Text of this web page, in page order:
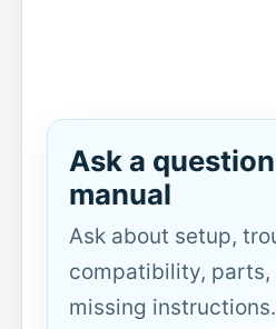
Ask a
manual
Ask about setup,
compatibility, parts,
missing